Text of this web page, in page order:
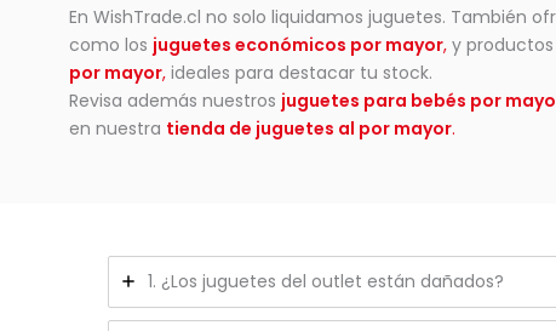
En WishTrade.cl no solo liquidamos juguetes. También
como los juguetes económicos por mayor, y
por mayor, ideales para destacar tu stock.
Revisa además nuestros juguetes para bebés por
en nuestra tienda de juguetes al por mayor.
1. ¿Los juguetes del outlet están dañados?